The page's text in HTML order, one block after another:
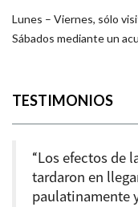
Lunes – Viernes, sólo
Sábados mediante un
TESTIMONIOS
Los efectos de
tardaron en
paulatinamente
Quizá al
contrariada, de
pudieran